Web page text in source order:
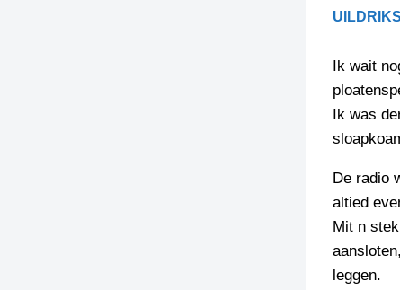
LIMERICKS
LUUSTERN
LEGENDEN
RECEPTEN
SPREUKEN
VEURDRACHTEN
SCHRIEFREGELS
Ik wait
Ik was
De radio
altied
Mit n
leggen.